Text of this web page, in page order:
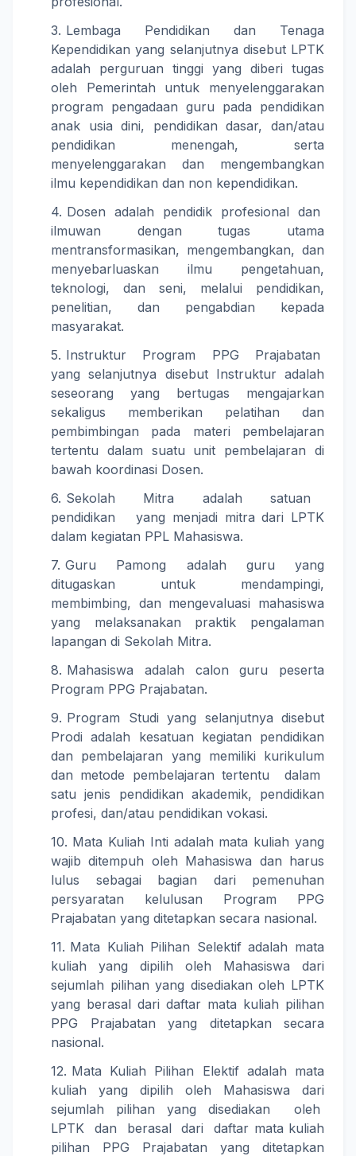
Lembaga Pendidikan dan Tenaga
Kependidikan yang selanjutnya disebut LPTK
adalah perguruan tinggi yang diberi tugas
oleh Pemerintah untuk menyelenggarakan
program pengadaan guru pada pendidikan
anak usia dini, pendidikan dasar, dan/atau
pendidikan menengah, serta
menyelenggarakan dan mengembangkan
ilmu kependidikan dan non kependidikan.
Dosen adalah pendidik profesional dan
ilmuwan dengan tugas utama
mentransformasikan, mengembangkan, dan
menyebarluaskan ilmu pengetahuan,
teknologi, dan seni, melalui pendidikan,
penelitian, dan pengabdian kepada
masyarakat.
Instruktur Program PPG Prajabatan
yang selanjutnya disebut Instruktur adalah
seseorang yang bertugas mengajarkan
sekaligus memberikan pelatihan dan
pembimbingan pada materi pembelajaran
tertentu dalam suatu unit pembelajaran di
bawah koordinasi Dosen.
Sekolah Mitra adalah satuan
pendidikan yang menjadi mitra dari LPTK
dalam kegiatan PPL Mahasiswa.
Guru Pamong adalah guru yang
ditugaskan untuk mendampingi,
membimbing, dan mengevaluasi mahasiswa
yang melaksanakan praktik pengalaman
lapangan di Sekolah Mitra.
Mahasiswa adalah calon guru peserta
Program PPG Prajabatan.
Program Studi yang selanjutnya disebut
Prodi adalah kesatuan kegiatan pendidikan
dan pembelajaran yang memiliki kurikulum
dan metode pembelajaran tertentu dalam
satu jenis pendidikan akademik, pendidikan
profesi, dan/atau pendidikan vokasi.
Mata Kuliah Inti adalah mata kuliah yang
wajib ditempuh oleh Mahasiswa dan harus
lulus sebagai bagian dari pemenuhan
persyaratan kelulusan Program PPG
Prajabatan yang ditetapkan secara nasional.
Mata Kuliah Pilihan Selektif adalah mata
kuliah yang dipilih oleh Mahasiswa dari
sejumlah pilihan yang disediakan oleh LPTK
yang berasal dari daftar mata kuliah pilihan
PPG Prajabatan yang ditetapkan secara
nasional.
Mata Kuliah Pilihan Elektif adalah mata
kuliah yang dipilih oleh Mahasiswa dari
sejumlah pilihan yang disediakan oleh
LPTK dan berasal dari daftar mata kuliah
pilihan PPG Prajabatan yang ditetapkan